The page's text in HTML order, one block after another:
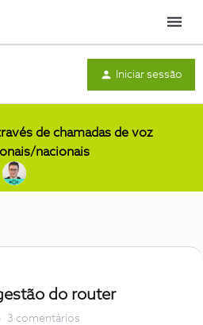
Menu
Iniciar sessão
de chamadas de voz
nacionais
do router
3 comentários